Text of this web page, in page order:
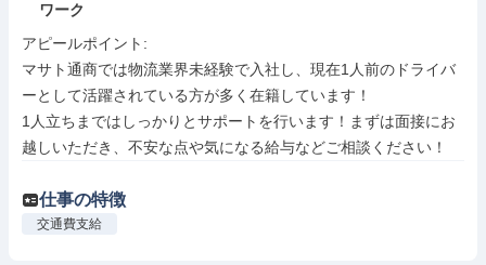
ワーク
アピールポイント:
マサト通商では物流業界未経験で入社し、現在1人前のドライバ
ーとして活躍されている方が多く在籍しています！
1人立ちまではしっかりとサポートを行います！まずは面接にお
越しいただき、不安な点や気になる給与などご相談ください！
仕事の特徴
交通費支給